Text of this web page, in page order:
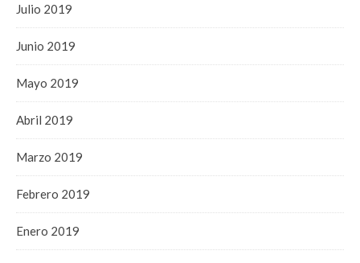
Julio 2019
Junio 2019
Mayo 2019
Abril 2019
Marzo 2019
Febrero 2019
Enero 2019